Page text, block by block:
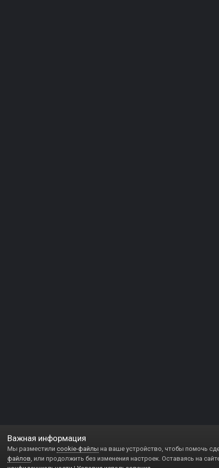
Важная информация
Мы разместили cookie-файлы на ваше устройство, чтобы помочь
файлов, или продолжить без изменения настроек. Оставаясь на